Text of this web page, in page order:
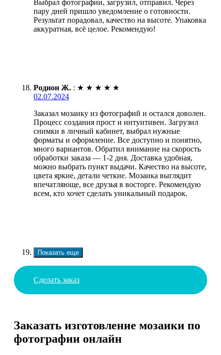
Выбрал фотографии, загрузил, отправил. Через
пару дней пришло уведомление о готовности.
Результат порадовал, качество на высоте. Упаковка
аккуратная, всё целое. Рекомендую!
Родион Ж. : ★ ★ ★ ★ ★
02.07.2024
Заказал мозаику из фотографий и остался доволен.
Процесс создания прост и интуитивен. Загрузил
снимки в личный кабинет, выбрал нужные
форматы и оформление. Все доступно и понятно,
много вариантов. Обратил внимание на скорость
обработки заказа — 1-2 дня. Доставка удобная,
можно выбрать пункт выдачи. Качество на высоте,
цвета яркие, детали четкие. Мозаика выглядит
впечатляюще, все друзья в восторге. Рекомендую
всем, кто хочет сделать уникальный подарок.
Показать еще
Сделать заказ
Заказать изготовление мозаики по
фотографии онлайн